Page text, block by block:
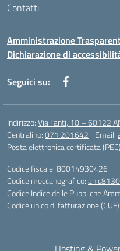
Contatti
Amministrazione
Dichiarazione di
Seguici su:
Indirizzo:Via Fanti, 10 – 60122
Centralino:071 201642 Email:
Posta elettronica certificata
Codice fiscale: 80014930426
Codice meccanografico:
Codice Indice delle Pubbliche
Codice unico di fatturazione